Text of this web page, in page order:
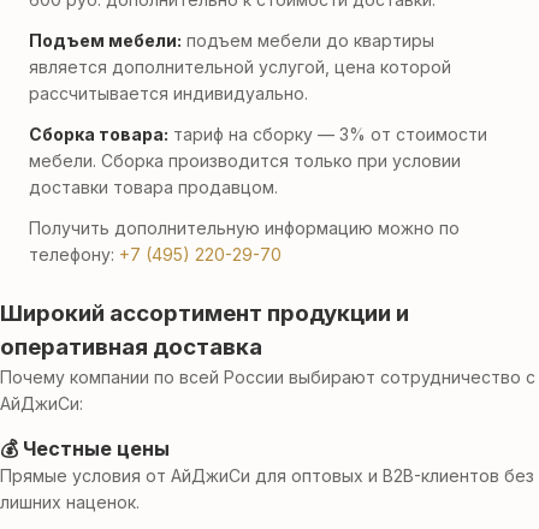
Подъем мебели: подъем мебели до квартиры
является дополнительной услугой, цена которой
рассчитывается индивидуально.
Сборка товара: тариф на сборку — 3% от стоимости
мебели. Сборка производится только при условии
доставки товара продавцом.
Получить дополнительную информацию можно по
телефону: +7 (495) 220-29-70
Широкий ассортимент продукции и
оперативная доставка
Почему компании по всей России выбирают сотрудничество с
АйДжиСи:
💰 Честные цены
Прямые условия от АйДжиСи для оптовых и B2B-клиентов без
лишних наценок.